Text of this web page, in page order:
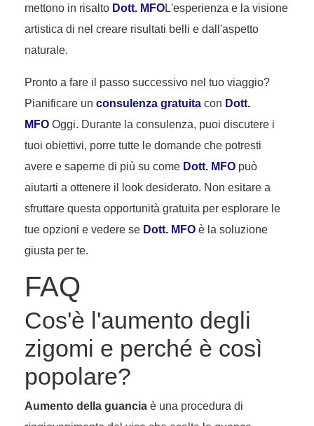
mettono in risalto Dott. MFOL'esperienza e la visione
artistica di nel creare risultati belli e dall'aspetto
naturale.
Pronto a fare il passo successivo nel tuo viaggio?
Pianificare un consulenza gratuita con Dott.
MFO Oggi. Durante la consulenza, puoi discutere i
tuoi obiettivi, porre tutte le domande che potresti
avere e saperne di più su come Dott. MFO può
aiutarti a ottenere il look desiderato. Non esitare a
sfruttare questa opportunità gratuita per esplorare le
tue opzioni e vedere se Dott. MFO è la soluzione
giusta per te.
FAQ
Cos'è l'aumento degli
zigomi e perché è così
popolare?
Aumento della guancia è una procedura di